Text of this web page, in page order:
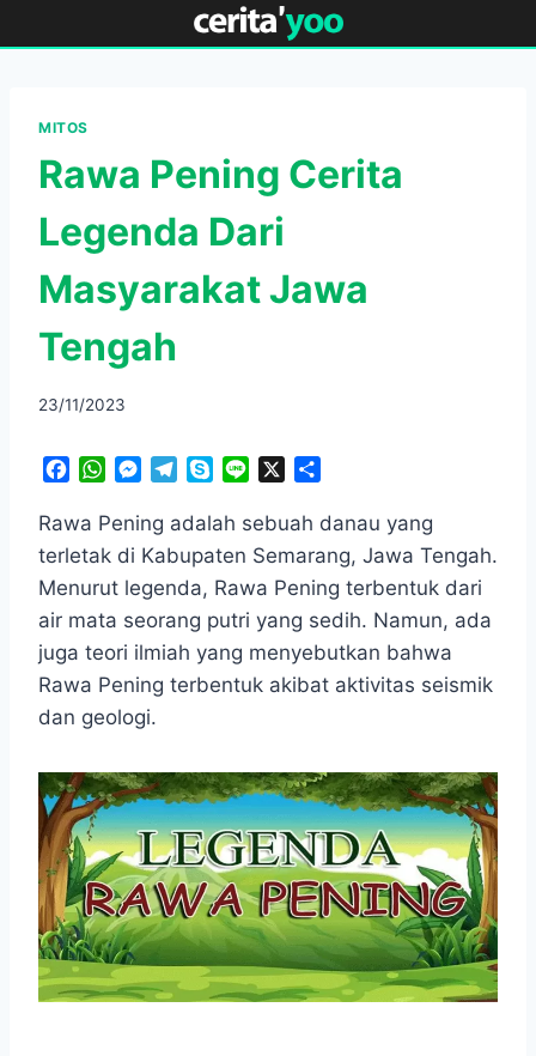
to
MITOS
Rawa Pening Cerita
Legenda Dari
Masyarakat Jawa
Tengah
23/11/2023
c
e
o
o
k
W
a
t
s
A
p
p
M
s
s
n
g
e
r
l
e
g
r
a
m
y
p
e
n
e
a
r
Rawa Pening adalah sebuah danau yang
terletak di Kabupaten Semarang, Jawa Tengah.
Menurut legenda, Rawa Pening terbentuk dari
air mata seorang putri yang sedih. Namun, ada
juga teori ilmiah yang menyebutkan bahwa
Rawa Pening terbentuk akibat aktivitas seismik
dan geologi.